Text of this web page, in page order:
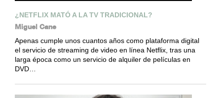
¿NETFLIX MATÓ A LA TV TRADICIONAL?
Miguel Cane
Apenas cumple unos cuantos años como plataforma digital
el servicio de streaming de video en línea Netflix, tras una
larga época como un servicio de alquiler de películas en
DVD…